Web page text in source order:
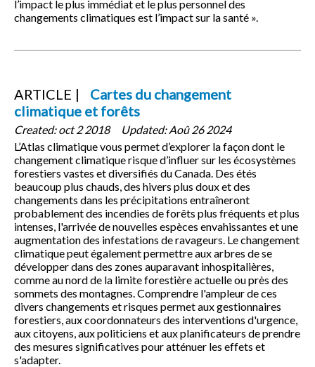
l’impact le plus immédiat et le plus personnel des
changements climatiques est l’impact sur la santé ».
ARTICLE
Cartes du changement
climatique et forêts
Created:oct 2 2018 Updated:Aoû 26 2024
L’Atlas climatique vous permet d’explorer la façon dont le
changement climatique risque d’influer sur les écosystèmes
forestiers vastes et diversifiés du Canada. Des étés
beaucoup plus chauds, des hivers plus doux et des
changements dans les précipitations entraîneront
probablement des incendies de forêts plus fréquents et plus
intenses, l'arrivée de nouvelles espèces envahissantes et une
augmentation des infestations de ravageurs. Le changement
climatique peut également permettre aux arbres de se
développer dans des zones auparavant inhospitalières,
comme au nord de la limite forestière actuelle ou près des
sommets des montagnes. Comprendre l'ampleur de ces
divers changements et risques permet aux gestionnaires
forestiers, aux coordonnateurs des interventions d'urgence,
aux citoyens, aux politiciens et aux planificateurs de prendre
des mesures significatives pour atténuer les effets et
s'adapter.